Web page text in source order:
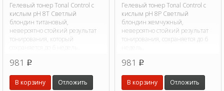
Гелевый тонер Tonal Control с
кислым pH 8T Светлый
блондин титановый,
невероятно стойкий результат
тонирования, который
981 p
В корзину Отложить
Гелевый тонер Tonal Control с
кислым pH 8P Светлый
блондин жемчужный,
невероятно стойкий результат
тонирования, сохраняется до 6
981 p
В корзину Отложить